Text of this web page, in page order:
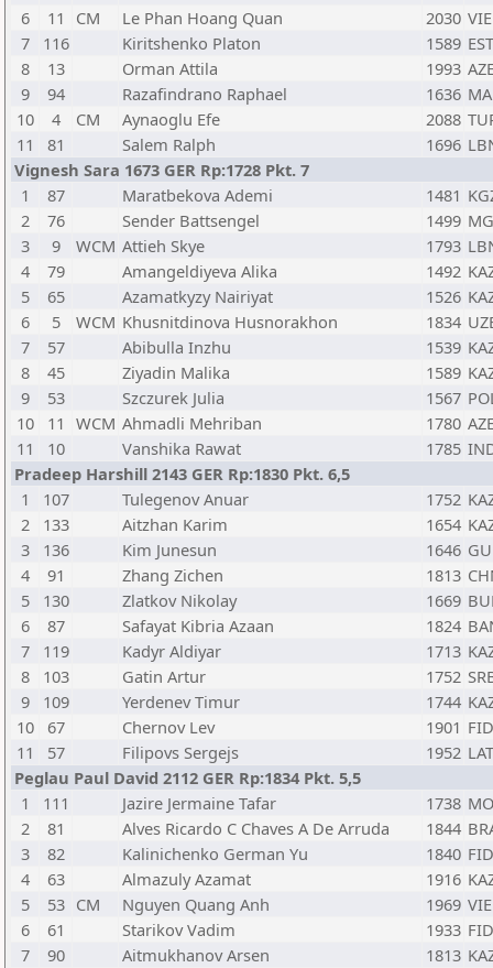
6
11 CM Le Phan Hoang Quan 2030 VIE
7
116 Kiritshenko Platon 1589 EST
8
13 Orman Attila 1993
9
94 Razafindrano Raphael 1636
10
4 CM Aynaoglu Efe 2088
11
81 Salem Ralph 1696
Vignesh Sara 1673 GER Rp:1728 Pkt. 7
1
87 Maratbekova Ademi 1481
2
76 Sender Battsengel 1499
3
9 WCM Attieh Skye 1793
4
79 Amangeldiyeva Alika 1492
5
65 Azamatkyzy Nairiyat 1526
6
5 WCM Khusnitdinova Husnorakhon 1834
7
57 Abibulla Inzhu 1539
8
45 Ziyadin Malika 1589
9
53 Szczurek Julia 1567
10
11 WCM Ahmadli Mehriban 1780
11
10 Vanshika Rawat 1785
Pradeep Harshill 2143 GER Rp:1830 Pkt. 6,5
1
107 Tulegenov Anuar 1752
2
133 Aitzhan Karim 1654
3
136 Kim Junesun 1646
4
91 Zhang Zichen 1813
5
130 Zlatkov Nikolay 1669
6
87 Safayat Kibria Azaan 1824
7
119 Kadyr Aldiyar 1713
8
103 Gatin Artur 1752
9
109 Yerdenev Timur 1744
10 67 Chernov Lev 1901 FID
11
57 Filipovs Sergejs 1952 LAT
Peglau Paul David 2112 GER Rp:1834 Pkt. 5,5
1
111 Jazire Jermaine Tafar 1738
2
81 Alves Ricardo C Chaves A De Arruda 1844
3
82 Kalinichenko German Yu 1840 FID
4
63 Almazuly Azamat 1916
5
53 CM Nguyen Quang Anh 1969 VIE
6
61 Starikov Vadim 1933 FID
7
90 Aitmukhanov Arsen 1813